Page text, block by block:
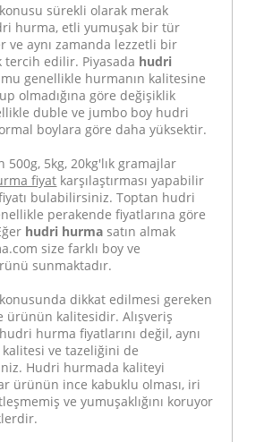
konusu sürekli olarak merak
hurma, etli yumuşak bir tür
ve aynı zamanda lezzetli bir
tercih edilir. Piyasada hudri
genellikle hurmanın kalitesine
olmadığına göre değişiklik
duble ve jumbo boy hudri
boylara göre daha yüksektir.
500g, 5kg, 20kg'lık gramajlar
fiyat karşılaştırması yapabilir
bulabilirsiniz. Toptan hudri
perakende fiyatlarına göre
hudri hurma satın almak
size farklı boy ve
sunmaktadır.
konusunda dikkat edilmesi gereken
ürünün kalitesidir. Alışveriş
hurma fiyatlarını değil, aynı
ve tazeliğini de
Hudri hurmada kaliteyi
ürünün ince kabuklu olması, iri
ve yumuşaklığını koruyor